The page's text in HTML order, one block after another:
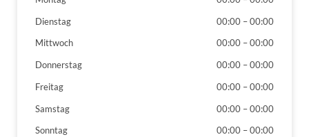
Dienstag
00:00 –00:00
Mittwoch
00:00 –00:00
Donnerstag
00:00 –00:00
Freitag
00:00 –00:00
Samstag
00:00 –00:00
Sonntag
00:00 –00:00